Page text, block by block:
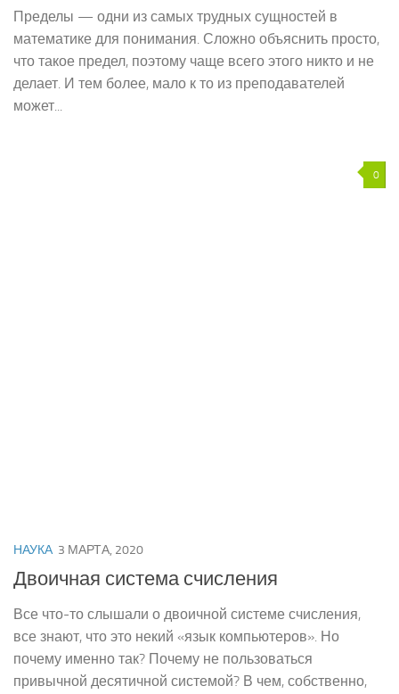
Пределы — одни из самых трудных сущностей в
математике для понимания. Сложно объяснить просто,
что такое предел, поэтому чаще всего этого никто и не
делает. И тем более, мало к то из преподавателей
может...
0
НАУКА 3 МАРТА, 2020
Двоичная система счисления
Все что-то слышали о двоичной системе счисления,
все знают, что это некий «язык компьютеров». Но
почему именно так? Почему не пользоваться
привычной десятичной системой? В чем, собственно,